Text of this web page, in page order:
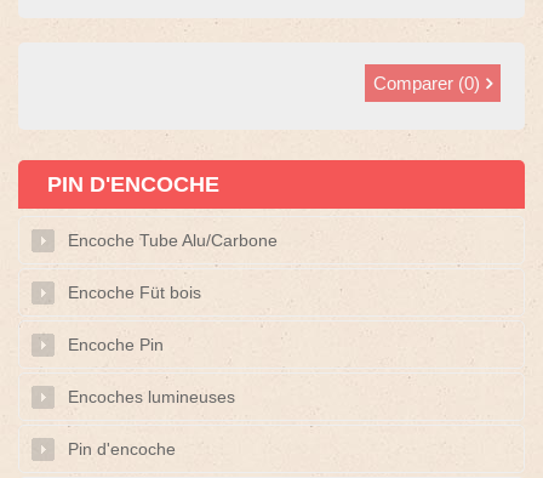
Comparer (0)
PIN D'ENCOCHE
Encoche Tube Alu/Carbone
Encoche Füt bois
Encoche Pin
Encoches lumineuses
Pin d'encoche